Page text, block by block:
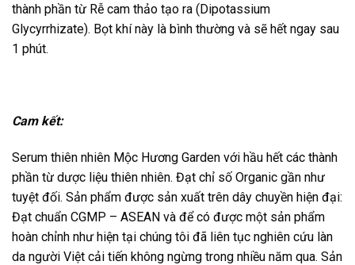
thành phần từ Rễ cam thảo tạo ra (Dipotassium
Glycyrrhizate). Bọt khí này là bình thường và sẽ hết ngay sau
1 phút.
Cam kết:
Serum thiên nhiên Mộc Hương Garden với hầu hết các thành
phần từ dược liệu thiên nhiên. Đạt chỉ số Organic gần như
tuyệt đối. Sản phẩm được sản xuất trên dây chuyền hiện đại:
Đạt chuẩn CGMP – ASEAN và để có được một sản phẩm
hoàn chỉnh như hiện tại chúng tôi đã liên tục nghiên cứu làn
da người Việt cải tiến không ngừng trong nhiều năm qua. Sản